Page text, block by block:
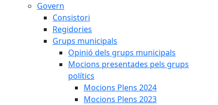
Govern
Consistori
Regidories
Grups municipals
Opinió dels grups municipals
Mocions presentades pels grups
polítics
Mocions Plens 2024
Mocions Plens 2023